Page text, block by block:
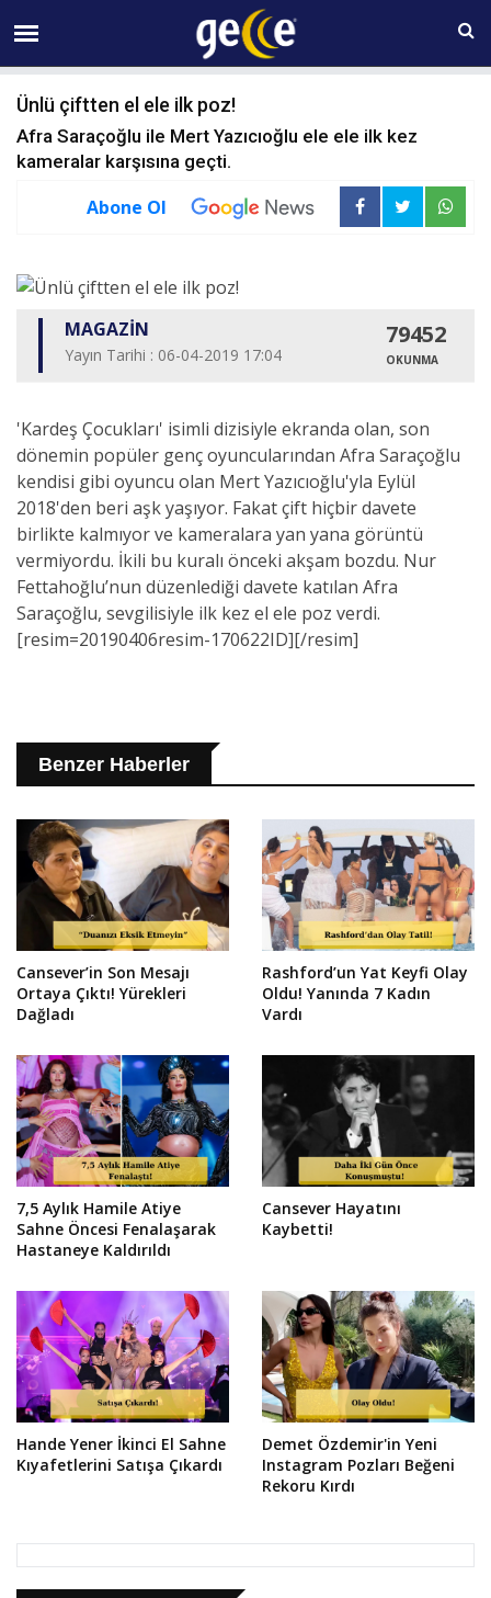
09 AĞUSTOS Pazar 12:51
Ünlü çiftten el ele ilk poz!
Afra Saraçoğlu ile Mert Yazıcıoğlu ele ele ilk kez
kameralar karşısına geçti.
Abone Ol
MAGAZİN
Yayın Tarihi : 06-04-2019 17:04
79452
OKUNMA
'Kardeş Çocukları' isimli dizisiyle ekranda olan, son
dönemin popüler genç oyuncularından Afra Saraçoğlu
kendisi gibi oyuncu olan Mert Yazıcıoğlu'yla Eylül
2018'den beri aşk yaşıyor. Fakat çift hiçbir davete
birlikte kalmıyor ve kameralara yan yana görüntü
vermiyordu. İkili bu kuralı önceki akşam bozdu. Nur
Fettahoğlu’nun düzenlediği davete katılan Afra
Saraçoğlu, sevgilisiyle ilk kez el ele poz verdi.
[resim=20190406resim-170622ID][/resim]
Benzer Haberler
Cansever’in Son Mesajı
Ortaya Çıktı! Yürekleri
Dağladı
Rashford’un Yat Keyfi Olay
Oldu! Yanında 7 Kadın
Vardı
7,5 Aylık Hamile Atiye
Sahne Öncesi Fenalaşarak
Hastaneye Kaldırıldı
Cansever Hayatını
Kaybetti!
Hande Yener İkinci El Sahne
Kıyafetlerini Satışa Çıkardı
Demet Özdemir'in Yeni
Instagram Pozları Beğeni
Rekoru Kırdı